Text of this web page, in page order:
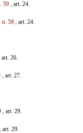
59, art. 24.
n. 59, art. 24.
26.
, art. 27.
, art. 29.
29.